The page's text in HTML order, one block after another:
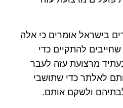
בישראל אומרים כי אלה
להתקיים כדי
מרצועת עזה לעבר
לאלתר כדי שתושבי
ולשקם אותם.